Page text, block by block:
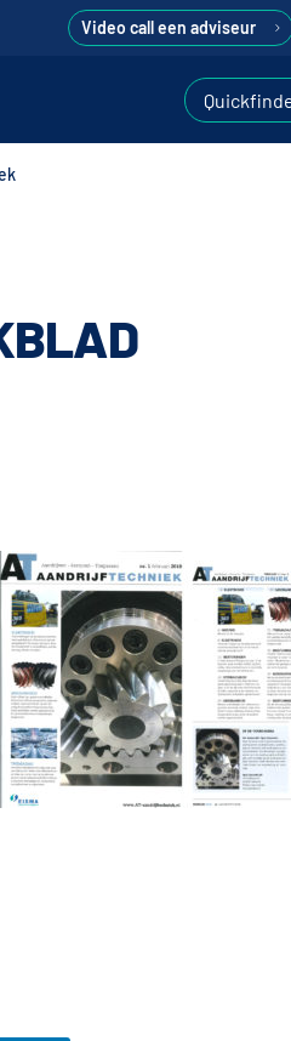
Video call een adviseur